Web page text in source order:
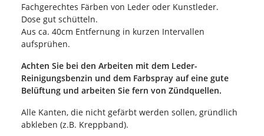
Fachgerechtes Färben von Leder oder Kunstleder.
Dose gut schütteln.
Aus ca. 40cm Entfernung in kurzen Intervallen
aufsprühen.
Achten Sie bei den Arbeiten mit dem Leder-
Reinigungsbenzin und dem Farbspray auf eine gute
Belüftung und arbeiten Sie fern von Zündquellen.
Alle Kanten, die nicht gefärbt werden sollen, gründlich
abkleben (z.B. Kreppband).